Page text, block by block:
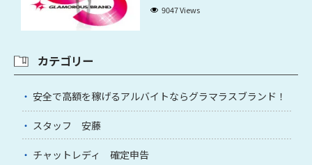
9047 Views
カテゴリー
安全で高額を稼げるアルバイトならグラマラスブランド！
スタッフ 安藤
チャットレディ 確定申告